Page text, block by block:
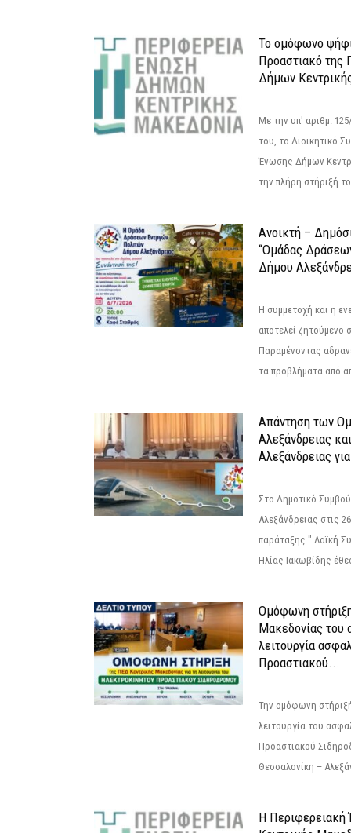
Το ομόφωνο
Προαστιακό της
Δήμων
Με την υπ' αριθμ.
του, το Διοικητικό
Ένωσης Δήμων
την πλήρη στήριξή
Ανοικτή –
“Ομάδας
Δήμου
Η συμμετοχή και η
αποτελεί ζητούμενο
Παραμένοντας
τα προβλήματα από
Απάντηση των
Αλεξάνδρειας
Αλεξάνδρειας
Στο Δημοτικό
Αλεξάνδρειας στις
παράταξης " Λαϊκή
Ηλίας Ιακωβίδης
Ομόφωνη
Μακεδονίας του
λειτουργία
Προαστιακού...
Την ομόφωνη
λειτουργία του
Προαστιακού
Θεσσαλονίκη –
Η